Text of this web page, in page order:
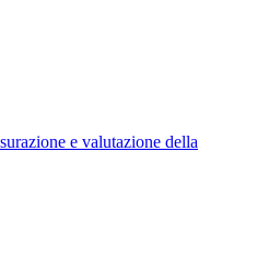
e valutazione della